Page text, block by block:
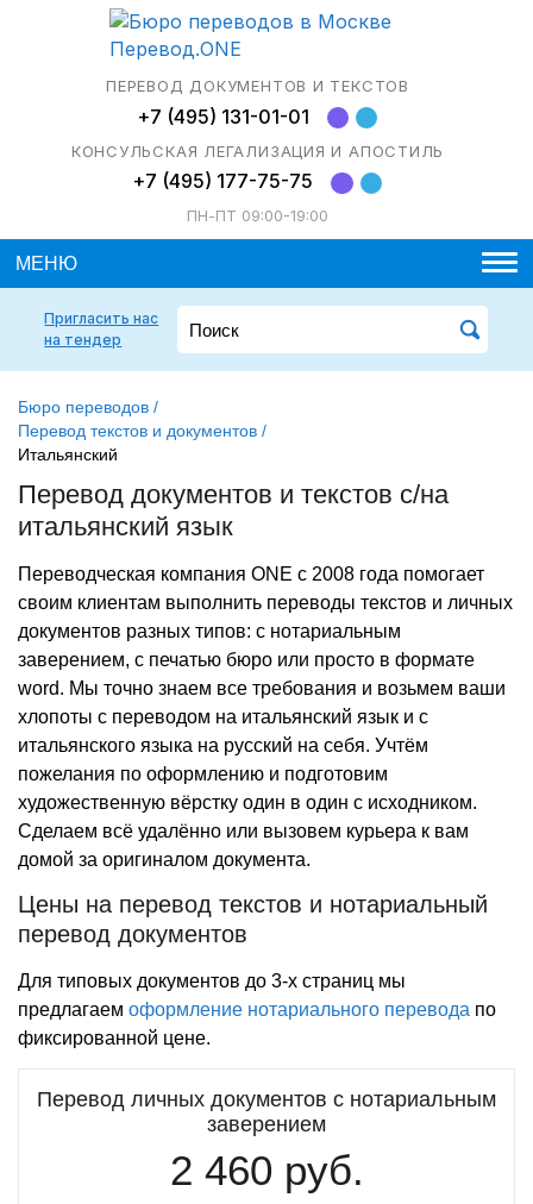
ПЕРЕВОД ДОКУМЕНТОВ И ТЕКСТОВ
+7 (495) 131-01-01
КОНСУЛЬСКАЯ ЛЕГАЛИЗАЦИЯ И АПОСТИЛЬ
+7 (495) 177-75-75
ПН-ПТ 09:00-19:00
МЕНЮ
О компании
Наши клиенты
Пригласить нас на тендер
Участие в ассоциациях
Курсы для переводчиков
Бюро переводов
Нотариальный перевод
Паспорт
Водительское удостоверение
Доверенность
Свидетельство ИНН
Трудовая книжка
Диплом
Аттестат
Свидетельство о браке
Свидетельство о перемене ФИО
Документы на визу
Письменный перевод
Технический перевод
Учредительные документы
Медицинский перевод
Научный перевод
Переводы для бизнеса
Устный перевод
Последовательный перевод
Локализация приложений
Языки
Английский язык
Испанский язык
Итальянский язык
Нидерландский язык
Португальский язык
Французский язык
Языки Восточной Европы
Боснийский язык
Болгарский язык
Латышский язык
Литовский язык
Румынский язык
Сербский язык
Словацкий язык
Словенский язык
Эстонский язык
Датский язык
Норвежский язык
Шведский язык
Языки Азии и Востока
Арабский язык
Иврит
Индонезийский язык
Корейский язык
Монгольский язык
Тайский язык
Фарси (персидский язык)
Языки бывшего СССР
Армянский язык
Белорусский язык
Казахский язык
Киргизский язык
Латышский язык
Литовский язык
Таджикский язык
Туркменский язык
ОАЭ
Египет
Катар
Кувейт
Тайвань
Все страны
Апостиль
Оплата
Контакты
Пригласить нас
на тендер
Бюро переводов /
Перевод текстов и документов /
Итальянский
Перевод документов и текстов с/на
итальянский язык
Переводческая компания ONE с 2008 года помогает
своим клиентам выполнить переводы текстов и личных
документов разных типов: с нотариальным
заверением, с печатью бюро или просто в формате
word. Мы точно знаем все требования и возьмем ваши
хлопоты с переводом на итальянский язык и с
итальянского языкa на русский на себя. Учтём
пожелания по оформлению и подготовим
художественную вёрстку один в один с исходником.
Сделаем всё удалённо или вызовем курьера к вам
домой за оригиналом документа.
Цены на перевод текстов и нотариальный
перевод документов
Для типовых документов до 3-х страниц мы
предлагаем оформление нотариального перевода по
фиксированной цене.
Перевод личных документов с нотариальным
заверением
2 460 руб.